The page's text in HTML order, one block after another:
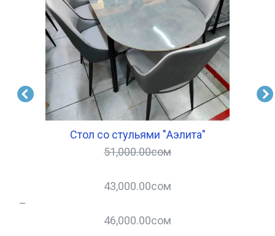
Стол со стульями "Аэлита"
51,000.00сом
43,000.00сом
–
46,000.00сом